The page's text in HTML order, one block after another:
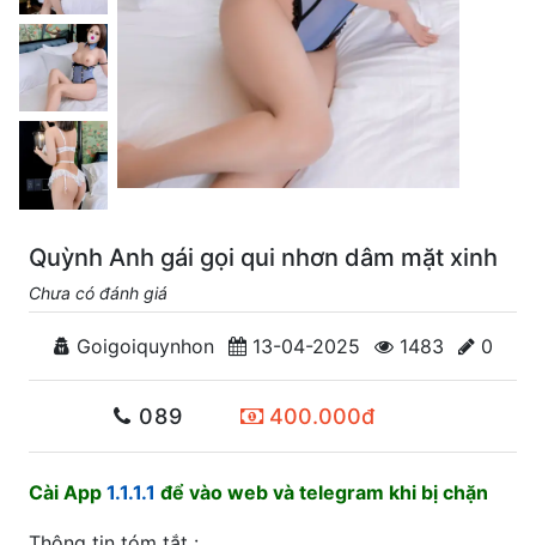
Quỳnh Anh gái gọi qui nhơn dâm mặt xinh
Chưa có đánh giá
Goigoiquynhon 13-04-2025 1483 0
089 400.000đ
Cài App 1.1.1.1 để vào web và telegram khi bị chặn